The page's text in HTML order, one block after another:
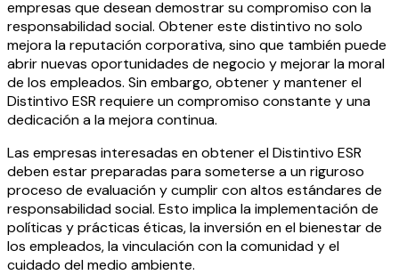
empresas que desean demostrar su compromiso con la
responsabilidad social. Obtener este distintivo no solo
mejora la reputación corporativa, sino que también puede
abrir nuevas oportunidades de negocio y mejorar la moral
de los empleados. Sin embargo, obtener y mantener el
Distintivo ESR requiere un compromiso constante y una
dedicación a la mejora continua.
Las empresas interesadas en obtener el Distintivo ESR
deben estar preparadas para someterse a un riguroso
proceso de evaluación y cumplir con altos estándares de
responsabilidad social. Esto implica la implementación de
políticas y prácticas éticas, la inversión en el bienestar de
los empleados, la vinculación con la comunidad y el
cuidado del medio ambiente.